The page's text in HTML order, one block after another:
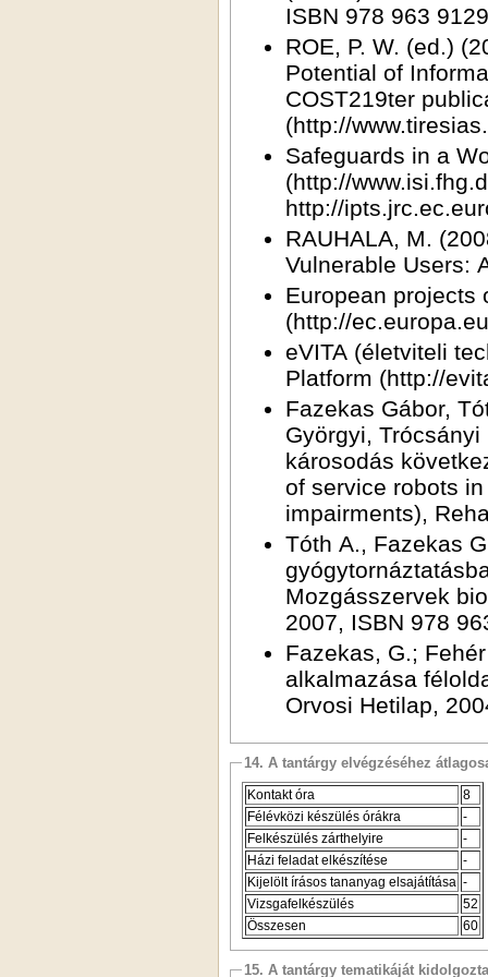
ISBN 978
ROE, P. W. (ed.) (2006). Towards an Inclusive Future: Impact and Wider
Potential of Information and Communication Technologies, A
COST219ter publication.
(http://
Safeguards in a World of Ambient Intelligence (2008). Springer,
(http://
http://
RAUHALA, M. (2008). Ethics and Assistive Technology Design for
European projects on ambient assisted living and e-Inclusion
(http://
eVITA (életviteli technológiák és alkalmazások) Nemzeti Technológiai
Platform
Fazekas Gábor, Tóth András, Pilissy Tamás, Zsiga Katalin, Stefanik
Györgyi, Trócsányi Márta: Szervizrobotok alkalmazása neurológiai
károsodás
of service robots in
impairments),
Tóth A., Fazekas G., Arz G., Jurák M.: 9. Robotok a
gyógytornáztatásban, Kocsis L.,
Mozgásszervek biomechanikája, Terc
Fazekas, G.; Fehér M.; Stefanik Gy.; Boros Zs.; Tóth A.: Robotok
alkalmazása féloldali
Orvosi Hetilap,
14. A tantárgy elvégzéséhez
Kontakt óra
8
Félévközi készülés órákra
-
Felkészülés zárthelyire
-
Házi feladat elkészítése
-
Kijelölt írásos tananyag elsajátítása -
Vizsgafelkészülés
52
Összesen
60
15. A tantárgy tematikáját kidolgozta